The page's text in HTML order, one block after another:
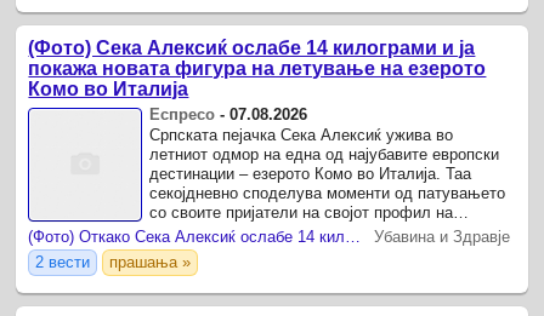
(Фото) Сека Алексиќ ослабе 14 килограми и ја
покажа новата фигура на летување на езерото
Комо во Италија
Еспресо -07.08.2026
Српската пејачка Сека Алексиќ ужива во
летниот одмор на една од најубавите европски
дестинации – езерото Комо во Италија. Таа
секојдневно споделува моменти од патувањето
со своите пријатели на својот профил на
Инстаграм, покажувајќи дел од атмосферата на
луксузниот одмор.
Убавина и Здравје
2 вести
прашања »